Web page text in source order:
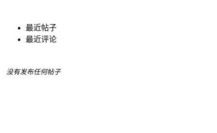
最近帖子
最近评论
没有发布任何帖子